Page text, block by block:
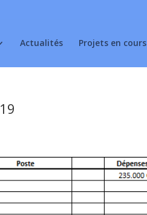
Actualités Projets en cours